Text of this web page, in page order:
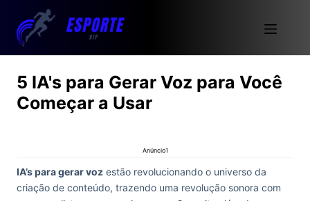
5 IA's para Gerar Voz para Você
Começar a Usar
Anúncio1
IA’s para gerar voz estão revolucionando o universo da
criação de conteúdo, trazendo uma revolução sonora com